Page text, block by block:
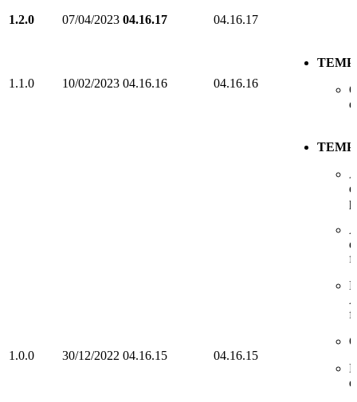
1.2.0 07/04/2023 04.16.17 04.16.17
1.1.0 10/02/2023 04.16.16 04.16.16
1.0.0 30/12/2022 04.16.15 04.16.15